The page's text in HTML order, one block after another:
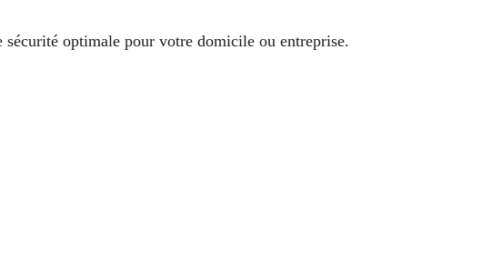
optimale pour votre domicile ou entreprise.